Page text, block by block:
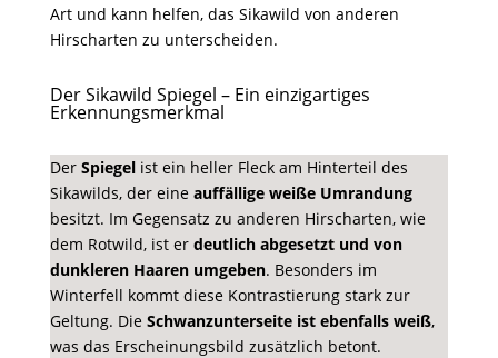
Art und kann helfen, das Sikawild von anderen
Hirscharten zu unterscheiden.
Der Sikawild Spiegel – Ein einzigartiges
Erkennungsmerkmal
Der Spiegelist ein heller Fleck am Hinterteil des
Sikawilds, der eine auffällige weiße Umrandung
besitzt. Im Gegensatz zu anderen Hirscharten, wie
dem Rotwild, ist er deutlich abgesetzt und von
dunkleren Haaren umgeben. Besonders im
Winterfell kommt diese Kontrastierung stark zur
Geltung. Die Schwanzunterseite ist ebenfalls weiß,
was das Erscheinungsbild zusätzlich betont.